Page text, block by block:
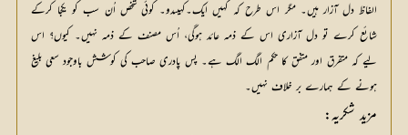
الفاظ دل آزار ہیں۔ مگر اس طرح کہ کہیں ایک۔کہیںدو۔ کوئی شخص اُن سب کو یکجا کرکے
شائع کرے تو دل آزاری اس کے ذمہ عائد ہوگی، اُس مصنف کے ذمہ نہیں۔ کیوں؟ اس
لیے کہ متفرق اور متفق کا حکم الگ الگ ہے۔ پس پادری صاحب کی کوشش باوجود سعی بلیغ
ہونے کے ہمارے بر خلاف نہیں۔
مزید شکریہ: